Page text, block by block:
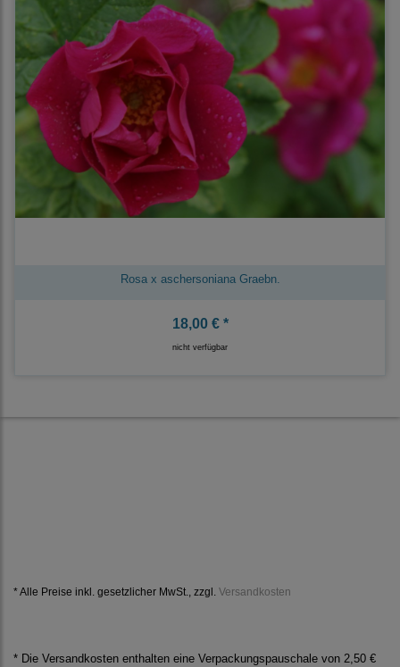
Rosa x aschersoniana Graebn.
18,00 € *
nicht verfügbar
* Alle Preise inkl. gesetzlicher MwSt., zzgl. Versandkosten
* Die Versandkosten enthalten eine Verpackungspauschale von 2,50 €